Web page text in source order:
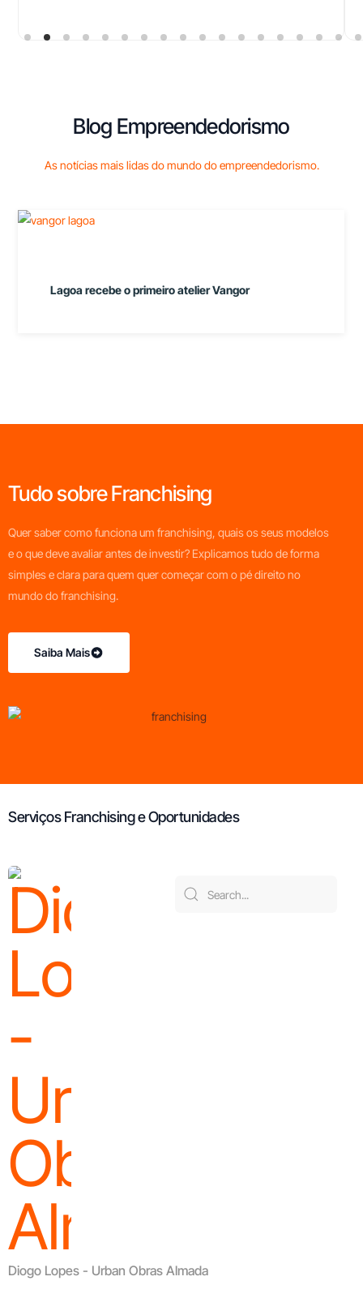
Blog Empreendedorismo
As notícias mais lidas do mundo do empreendedorismo.
Lagoa recebe o primeiro atelier Vangor
Tudo sobre Franchising
Quer saber como funciona um franchising, quais os seus modelos
e o que deve avaliar antes de investir? Explicamos tudo de forma
simples e clara para quem quer começar com o pé direito no
mundo do franchising.
Saiba Mais
Serviços Franchising e Oportunidades
Diogo Lopes - Urban Obras Almada